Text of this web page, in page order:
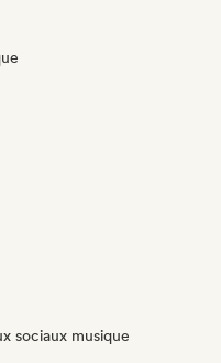
sociaux musique